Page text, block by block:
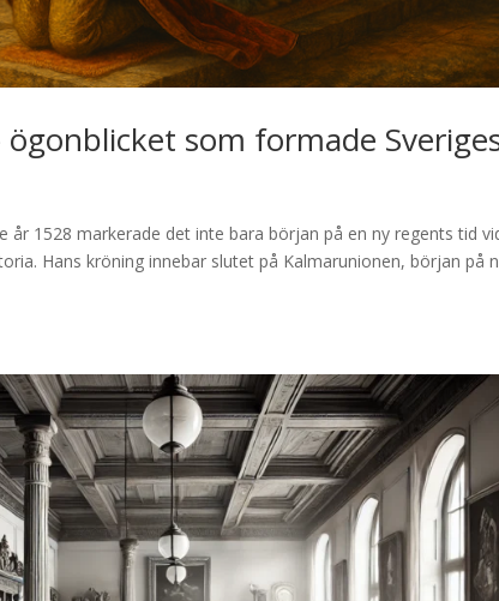
ögonblicket som formade
år 1528 markerade det inte bara början på en ny regents tid
Hans kröning innebar slutet på Kalmarunionen, början på